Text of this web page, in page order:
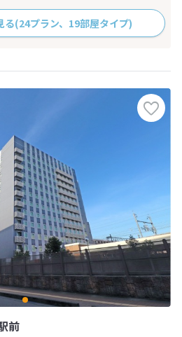
る(24プラン、19部屋タイプ)
前